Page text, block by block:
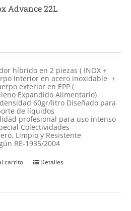
Advance 22L
híbrido en 2 piezas ( INOX +
interior en acero inoxidable +
exterior en EPP (
Expandido Alimentario)
60gr/litro Diseñado para
de líquidos
profesional para uso intenso
Colectividades
Limpio y Resistente
RE-1935/2004
carrito Detalles